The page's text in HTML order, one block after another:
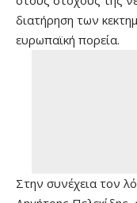
διατήρηση των
ευρωπαϊκή πορεία.
Στην συνέχεια τον